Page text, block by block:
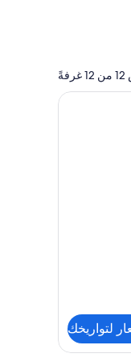
أغسطس 21 - أغسطس 23
وألحفة محشوة بالريش
لتواريخك